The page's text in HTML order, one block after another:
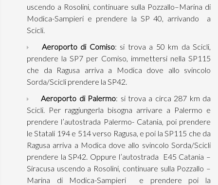
uscendo a Rosolini, continuare sulla Pozzallo–Marina di
Modica-Sampieri e prendere la SP 40, arrivando a
Scicli.
Aeroporto di Comiso: si trova a 50 km da Scicli,
prendere la SP7 per Comiso, immettersi nella SP115
che da Ragusa arriva a Modica dove allo svincolo
Sorda/Scicli prendere la SP42.
Aeroporto di Palermo: si trova a circa 287 km da
Scicli. Per raggiungerla bisogna arrivare a Palermo e
prendere l’autostrada Palermo- Catania, poi prendere
le Statali 194 e 514 verso Ragusa, e poi la SP115 che da
Ragusa arriva a Modica dove allo svincolo Sorda/Scicli
prendere la SP42. Oppure l’autostrada E45 Catania –
Siracusa uscendo a Rosolini, continuare sulla Pozzallo –
Marina di Modica-Sampieri e prendere poi la